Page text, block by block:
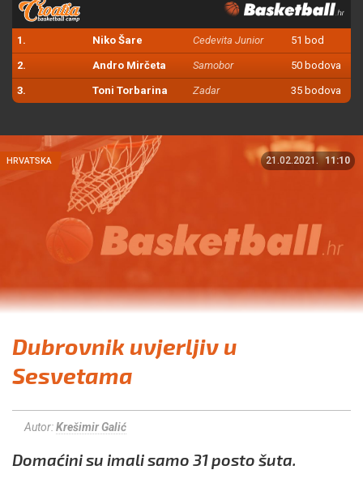
1. Niko Šare Cedevita Junior 51 bod
2. Andro Mirčeta Samobor 50 bodova
3. Toni Torbarina Zadar 35 bodova
HRVATSKA 21.02.2021. 11:10
Dubrovnik uvjerljiv u
Sesvetama
Autor:Krešimir Galić
Domaćini su imali samo 31 posto šuta.